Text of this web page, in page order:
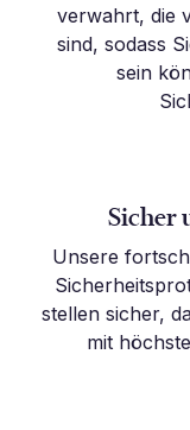
verwahrt, die
sind, sodass
sein
Sicher
Unsere
stellen sicher,
mit